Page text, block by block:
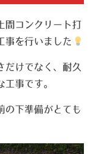
間コンクリート打
事を行いました
だけでなく、耐久
事です。
の下準備がとても